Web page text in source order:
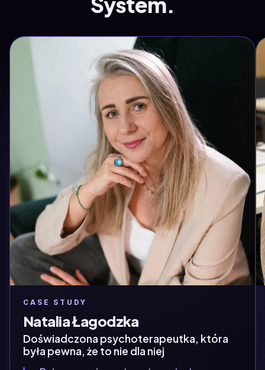
CASE STUDY
Natalia Łagodzka
Doświadczona psychoterapeutka, która
była pewna, że to nie dla niej